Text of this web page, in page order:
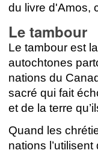
du livre d'Amos,
Le tambour
Le tambour est
autochtones
nations du
sacré qui fait
et de la terre
Quand les
nations